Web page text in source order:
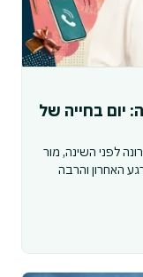
יום בחייה של
לפני השינה, מור
האחרון והרבה